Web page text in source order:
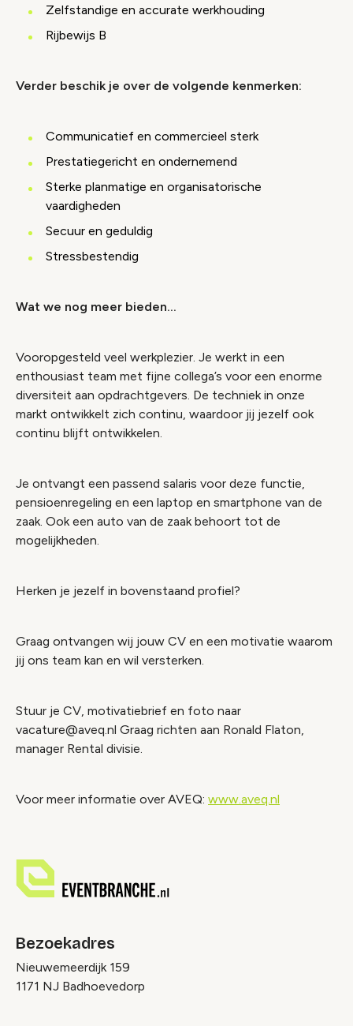
Zelfstandige en accurate werkhouding
Rijbewijs B
Verder beschik je over de volgende kenmerken:
Communicatief en commercieel sterk
Prestatiegericht en ondernemend
Sterke planmatige en organisatorische
vaardigheden
Secuur en geduldig
Stressbestendig
Wat we nog meer bieden…
Vooropgesteld veel werkplezier. Je werkt in een
enthousiast team met fijne collega’s voor een enorme
diversiteit aan opdrachtgevers. De techniek in onze
markt ontwikkelt zich continu, waardoor jij jezelf ook
continu blijft ontwikkelen.
Je ontvangt een passend salaris voor deze functie,
pensioenregeling en een laptop en smartphone van de
zaak. Ook een auto van de zaak behoort tot de
mogelijkheden.
Herken je jezelf in bovenstaand profiel?
Graag ontvangen wij jouw CV en een motivatie waarom
jij ons team kan en wil versterken.
Stuur je CV, motivatiebrief en foto naar
vacature@aveq.nl Graag richten aan Ronald Flaton,
manager Rental divisie.
Voor meer informatie over AVEQ: www.aveq.nl
Bezoekadres
Nieuwemeerdijk 159
1171 NJ Badhoevedorp